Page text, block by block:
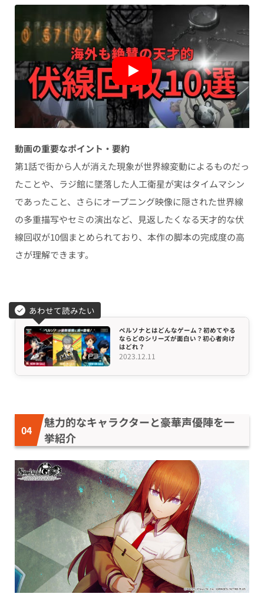
動画の重要なポイント・要約
第1話で街から人が消えた現象が世界線変動によるものだっ
たことや、ラジ館に墜落した人工衛星が実はタイムマシン
であったこと、さらにオープニング映像に隠された世界線
の多重描写やセミの演出など、見返したくなる天才的な伏
線回収が10個まとめられており、本作の脚本の完成度の高
さが理解できます。
あわせて読みたい
ペルソナとはどんなゲーム？初めてやる
ならどのシリーズが面白い？初心者向け
はどれ？
2023.12.11
魅力的なキャラクターと豪華声優陣を一
挙紹介